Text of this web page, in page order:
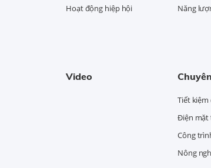
Hoạt động hiệp hội
Năng
Video
Tiết kiệm
Điện mặt
Công
Nông